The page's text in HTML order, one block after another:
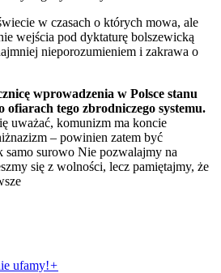
w czasach o których mowa, ale
wejścia pod dyktaturę bolszewicką
nieporozumieniem i zakrawa o
wprowadzenia w Polsce stanu
ofiarach tego zbrodniczego systemu.
uważać, komunizm ma koncie
– powinien zatem być
samo surowo Nie pozwalajmy na
się z wolności, lecz pamiętajmy, że
+